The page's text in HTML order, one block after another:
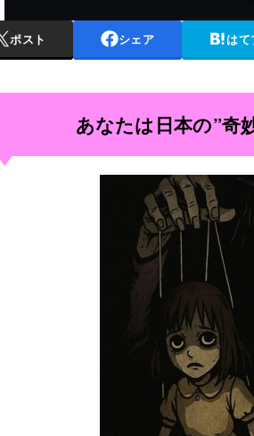
ポスト シェア はて
あなたは日本の”奇